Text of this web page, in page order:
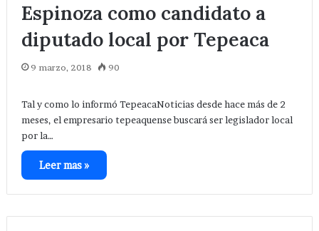
Espinoza como candidato a
diputado local por Tepeaca
9 marzo, 2018 90
Tal y como lo informó TepeacaNoticias desde hace más de 2
meses, el empresario tepeaquense buscará ser legislador local
por la…
Leer mas »